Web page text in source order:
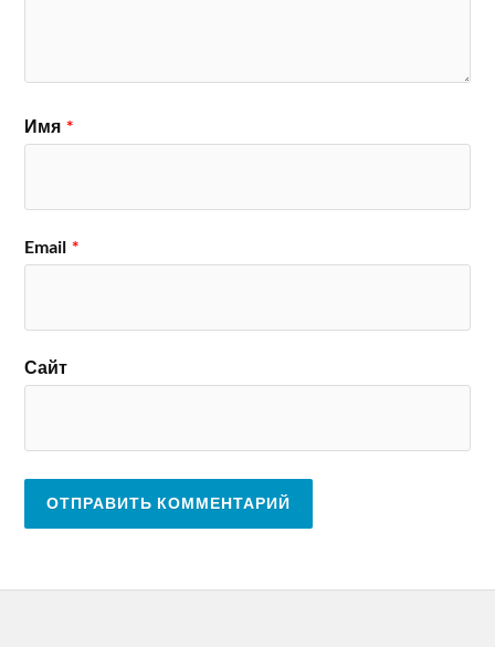
Имя *
Email *
Сайт